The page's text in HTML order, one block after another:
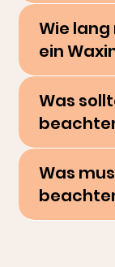
Wie
ein
Was
Was